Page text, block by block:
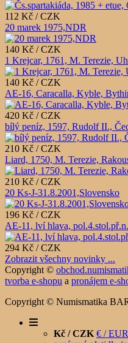
112 Kč / CZK
20 marek 1975,NDR
140 Kč / CZK
1 Krejcar, 1761, M. Terezie,
140 Kč / CZK
AE-16, Caracalla, Kyble,
420 Kč / CZK
bílý peníz, 1597, Rudolf II.,
210 Kč / CZK
Liard, 1750, M. Terezie,
210 Kč / CZK
20 Ks-J-31.8.2001,Slovensko
196 Kč / CZK
AE-11, lví hlava,
294 Kč / CZK
Zobrazit všechny novinky ...
Copyright ©
tvorba e-shopu a pronájem e-
Copyright © Numismatika
Kč / CZK € / EUR